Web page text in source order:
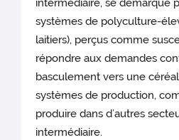
intermédiaire, se démarque
systèmes de polyculture-
laitiers), perçus comme
répondre aux demandes
basculement vers une
systèmes de production,
produire dans d’autres
intermédiaire.